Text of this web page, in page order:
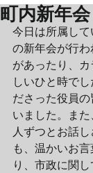
町内新年会
今日は所属し
の新年会が行
があったり、
しいひと時で
ださった役員
いました。ま
人ずつとお話
も、温かいお
り、市政に関